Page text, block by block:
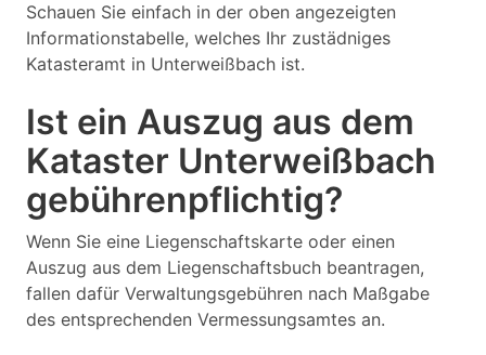
Schauen Sie einfach in der oben angezeigten
Informationstabelle, welches Ihr zustädniges
Katasteramt in Unterweißbach ist.
Ist ein Auszug aus dem
Kataster Unterweißbach
gebührenpflichtig?
Wenn Sie eine Liegenschaftskarte oder einen
Auszug aus dem Liegenschaftsbuch beantragen,
fallen dafür Verwaltungsgebühren nach Maßgabe
des entsprechenden Vermessungsamtes an.